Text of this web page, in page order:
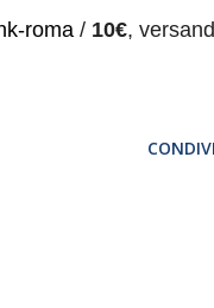
roma / 10€,